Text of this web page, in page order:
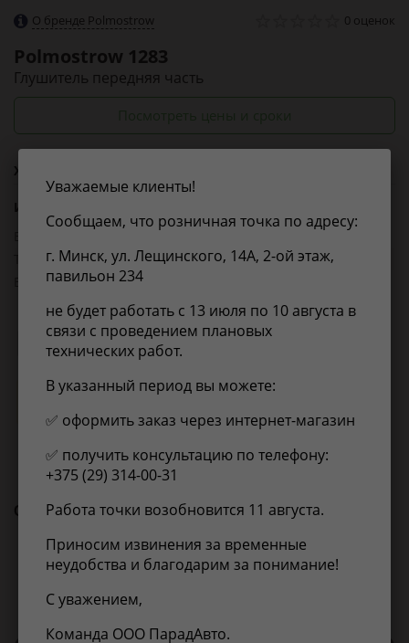
О бренде Polmostrow 0 оценок
Polmostrow 1283
Глушитель передняя часть
Характеристики
Товарная группа:
трубы резонатора ремонтные
Вес, кг:
Применимость Отзывы
С этим товаром покупают
Уважаемые клиенты!
Сообщаем, что розничная точка по адресу:
г. Минск, ул. Лещинского, 14А, 2-ой этаж,
павильон 234
не будет работать с 13 июля по 10 августа в
связи с проведением плановых
технических работ.
В указанный период вы можете:
✅ оформить заказ через интернет-магазин
✅ получить консультацию по телефону:
+375 (29) 314-00-31
Работа точки возобновится 11 августа.
Приносим извинения за временные
неудобства и благодарим за понимание!
С уважением,
Команда ООО ПарадАвто.